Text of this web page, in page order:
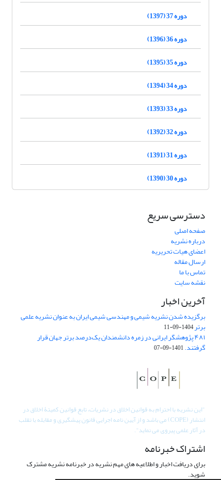
دوره 37 (1397)
دوره 36 (1396)
دوره 35 (1395)
دوره 34 (1394)
دوره 33 (1393)
دوره 32 (1392)
دوره 31 (1391)
دوره 30 (1390)
دسترسی سریع
صفحه اصلی
درباره نشریه
اعضای هیات تحریریه
ارسال مقاله
تماس با ما
نقشه سایت
آخرین اخبار
برگزیده شدن نشریه شیمی و مهندسی شیمی ایران به عنوان نشریه علمی
برتر1404-09-11
۴۸۱ پژوهشگر ایرانی در زمره دانشمندان یک‌درصد برتر جهان قرار
گرفتند.1401-09-07
"این نشریه با احترام به قوانین اخلاق در نشریات، تابع قوانین کمیتۀ اخلاق در
انتشار (COPE) می باشد و از آیین نامه اجرایی قانون پیشگیری و مقابله با تقلب
در آثار علمی پیروی می نماید".
اشتراک خبرنامه
برای دریافت اخبار و اطلاعیه های مهم نشریه در خبرنامه نشریه مشترک
شوید.